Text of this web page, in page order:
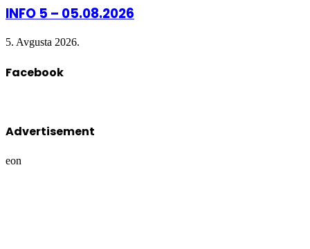
5. Avgusta 2026.
Facebook
eon